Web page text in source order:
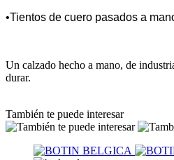
•Tientos de cuero pasados a
Un calzado hecho a mano, de
durar.
También te puede interesar